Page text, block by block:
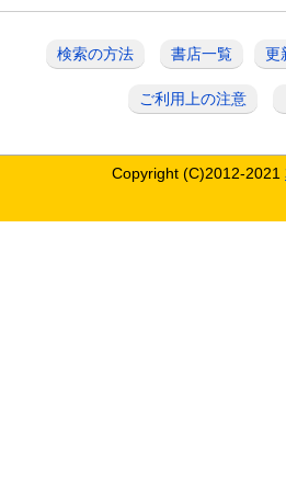
検索の方法 書店一覧 更
ご利用上の注意
Copyright (C)2012-2021